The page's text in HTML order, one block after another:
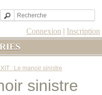
Connexion | Inscription
: Le manoir sinistre
sinistre